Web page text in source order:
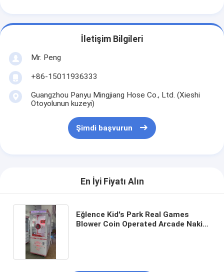
Boks yumruk makinesi
atari oyun makinesi
Eğlence Parkı Bumperi
Arkade Hava Hockey Masası
jetonlu Kiddie Ride
Token Değiştirme Makinesi
İletişim Bilgileri
Mr. Peng
+86-15011936333
Guangzhou Panyu Mingjiang Hose Co., Ltd. (Xieshi
Otoyolunun kuzeyi)
Şimdi başvurun
En İyi Fiyatı Alın
Eğlence Kid's Park Real Games
Blower Coin Operated Arcade Nakit